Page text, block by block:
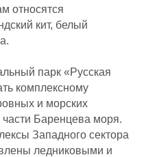
относятся
кит, белый
парк «Русская
комплексному
и морских
части Баренцева моря.
Западного сектора
ледниковыми и